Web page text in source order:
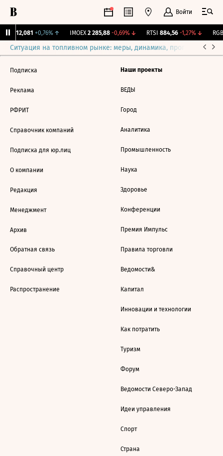
Войти
12,081 +0,76%↑ IMOEX 2 285,88 -0,69%↓ RTSI 884,56 -1,27%↓ RGBI
Ситуация на топливном рынке: меры, динамика, прогнозы
Подписка
Реклама
РФРИТ
Справочник компаний
Подписка для юр.лиц
О компании
Редакция
Менеджмент
Архив
Обратная связь
Справочный центр
Распространение
Наши проекты
ВЕДЫ
Город
Аналитика
Промышленность
Наука
Здоровье
Конференции
Премия Импульс
Правила торговли
Ведомости&
Капитал
Инновации и технологии
Как потратить
Туризм
Форум
Ведомости Северо-Запад
Идеи управления
Спорт
Страна